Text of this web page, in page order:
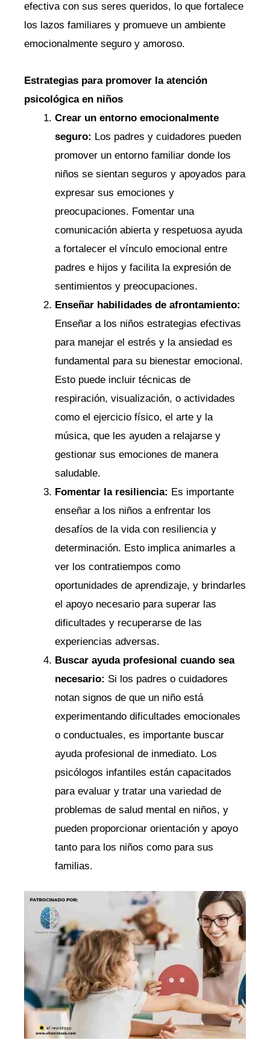
efectiva con sus seres queridos, lo que fortalece
los lazos familiares y promueve un ambiente
emocionalmente seguro y amoroso.
Estrategias para promover la atención
psicológica en niños
Crear un entorno emocionalmente
seguro: Los padres y cuidadores pueden
promover un entorno familiar donde los
niños se sientan seguros y apoyados para
expresar sus emociones y
preocupaciones. Fomentar una
comunicación abierta y respetuosa ayuda
a fortalecer el vínculo emocional entre
padres e hijos y facilita la expresión de
sentimientos y preocupaciones.
Enseñar habilidades de afrontamiento:
Enseñar a los niños estrategias efectivas
para manejar el estrés y la ansiedad es
fundamental para su bienestar emocional.
Esto puede incluir técnicas de
respiración, visualización, o actividades
como el ejercicio físico, el arte y la
música, que les ayuden a relajarse y
gestionar sus emociones de manera
saludable.
Fomentar la resiliencia: Es importante
enseñar a los niños a enfrentar los
desafíos de la vida con resiliencia y
determinación. Esto implica animarles a
ver los contratiempos como
oportunidades de aprendizaje, y brindarles
el apoyo necesario para superar las
dificultades y recuperarse de las
experiencias adversas.
Buscar ayuda profesional cuando sea
necesario: Si los padres o cuidadores
notan signos de que un niño está
experimentando dificultades emocionales
o conductuales, es importante buscar
ayuda profesional de inmediato. Los
psicólogos infantiles están capacitados
para evaluar y tratar una variedad de
problemas de salud mental en niños, y
pueden proporcionar orientación y apoyo
tanto para los niños como para sus
familias.